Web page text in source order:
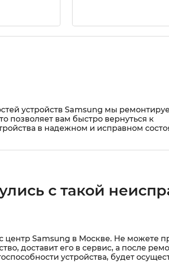
устройств Samsung мы
позволяет вам быстро вернуться к
в надежном и исправном
с такой
Samsung в Москве. Не можете
доставит его в сервис, а после
устройства, будет